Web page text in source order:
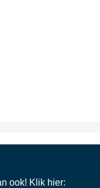
ook! Klik hier: